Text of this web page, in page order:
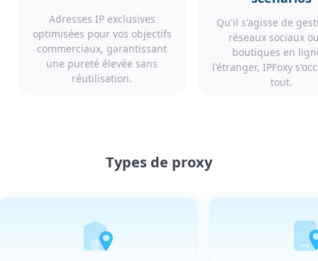
Adresses IP exclusives
optimisées pour vos objectifs
commerciaux, garantissant
une pureté élevée sans
réutilisation.
Qu'il s'agisse de
réseaux sociaux
boutiques en
l'étranger, IPFoxy
tout.
Types de proxy